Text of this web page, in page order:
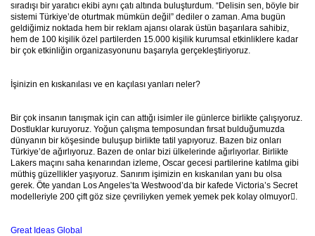
sıradışı bir yaratıcı ekibi aynı çatı altında buluşturdum. “Delisin sen, böyle bir
sistemi Türkiye’de oturtmak mümkün değil” dediler o zaman. Ama bugün
geldiğimiz noktada hem bir reklam ajansı olarak üstün başarılara sahibiz,
hem de 100 kişilik özel partilerden 15.000 kişilik kurumsal etkinliklere kadar
bir çok etkinliğin organizasyonunu başarıyla gerçekleştiriyoruz.
İşinizin en kıskanılası ve en kaçılası yanları neler?
Bir çok insanın tanışmak için can attığı isimler ile günlerce birlikte çalışıyoruz.
Dostluklar kuruyoruz. Yoğun çalışma temposundan fırsat bulduğumuzda
dünyanın bir köşesinde buluşup birlikte tatil yapıyoruz. Bazen biz onları
Türkiye’de ağırlıyoruz. Bazen de onlar bizi ülkelerinde ağırlıyorlar. Birlikte
Lakers maçını saha kenarından izleme, Oscar gecesi partilerine katılma gibi
müthiş güzellikler yaşıyoruz. Sanırım işimizin en kıskanılan yanı bu olsa
gerek. Öte yandan Los Angeles’ta Westwood’da bir kafede Victoria’s Secret
modelleriyle 200 çift göz size çevriliyken yemek yemek pek kolay olmuyor.
Great Ideas Global